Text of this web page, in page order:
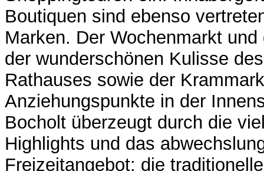
Boutiquen sind ebenso
Marken. Der Wochenmarkt
der wunderschönen Kulisse
Rathauses sowie der
Anziehungspunkte in der
Bocholt überzeugt durch die
Highlights und das
Freizeitangebot: die